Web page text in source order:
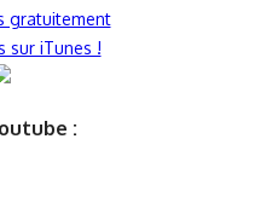
gratuitement
sur iTunes !
: